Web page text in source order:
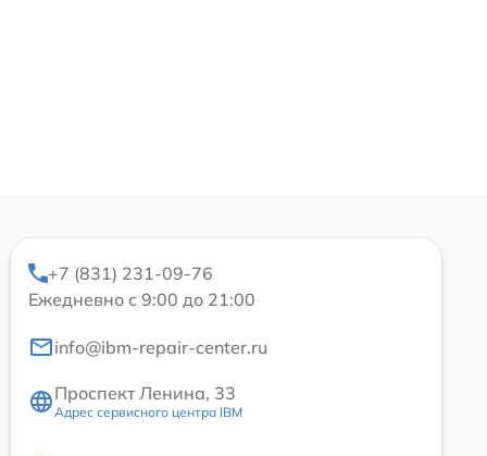
+7 (831) 231-09-76
Ежедневно с 9:00 до 21:00
info@ibm-repair-center.ru
Проспект Ленина, 33
Адрес сервисного центра IBM